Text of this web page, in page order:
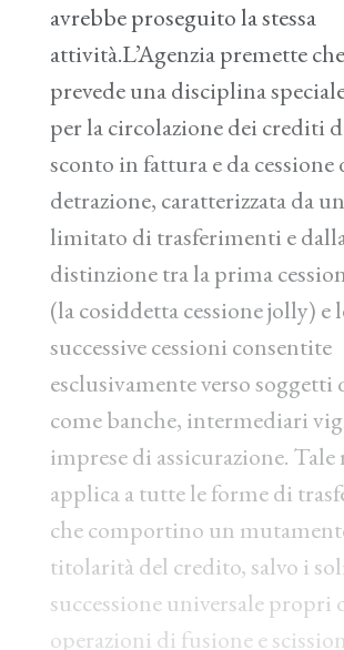
avrebbe proseguito la stessa
attività.L’Agenzia premette
prevede una disciplina
per la circolazione dei crediti
sconto in fattura e da cessione
detrazione, caratterizzata da
limitato di trasferimenti e
distinzione tra la prima
(la cosiddetta cessione jolly) e
successive cessioni consentite
esclusivamente verso
come banche, intermediari
imprese di assicurazione. Tale
applica a tutte le forme di
che comportino un
titolarità del credito, salvo i
successione universale propri
operazioni di fusione e